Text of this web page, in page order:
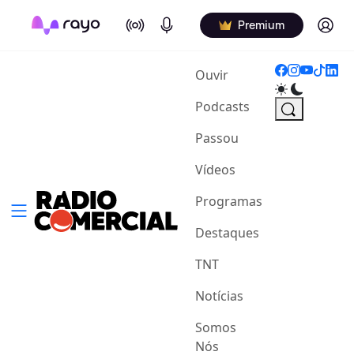
On Air Podcasts Premium Log in
Ouvir(current)
Podcasts
Passou
Vídeos
Programas
Destaques
TNT
Notícias
Somos
Nós